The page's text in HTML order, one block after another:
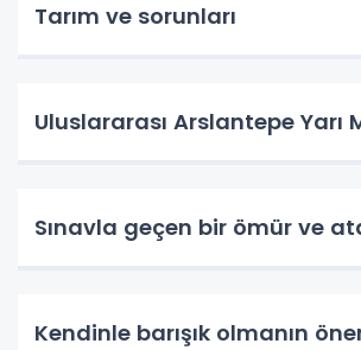
Tarım ve sorunları
Uluslararası Arslantepe Yarı
Sınavla geçen bir ömür ve
Kendinle barışık olmanın